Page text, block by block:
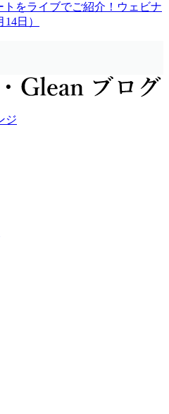
トをライブでご紹介！ウェビナ
日）
ジ